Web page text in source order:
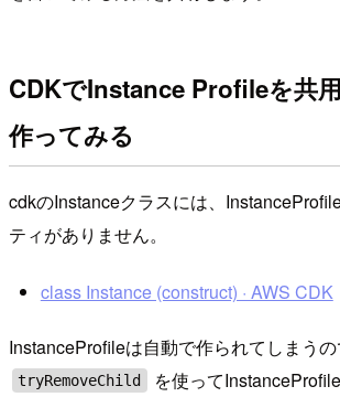
CDKでInstance Profileを共
作ってみる
cdkのInstanceクラスには、
ティがありません。
class Instance (construct) · AWS CDK
InstanceProfileは自動で作られてしまうの
tryRemoveChild
を使って